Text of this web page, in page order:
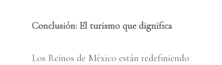
Conclusión: El turismo que dignifica
Los Reinos de México están redefiniendo